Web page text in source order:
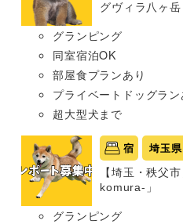
グヴィラ八ヶ岳
グランピング
同室宿泊OK
部屋食プランあり
プライベートドッグラン
超大型犬まで
宿 埼玉県
【埼玉・秩父
komura-」
グランピング